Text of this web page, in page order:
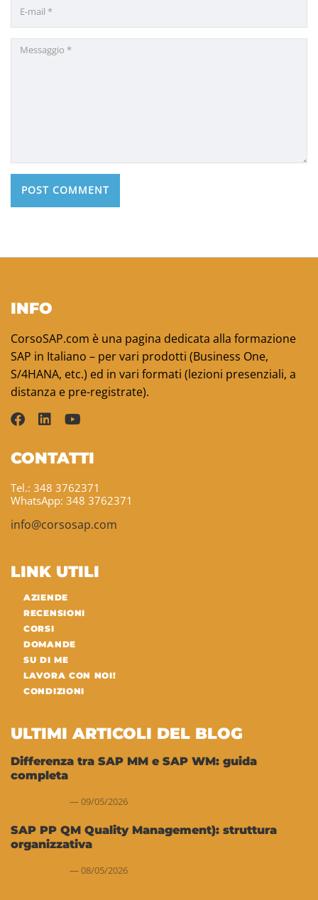
INFO
CorsoSAP.com è una pagina dedicata alla formazione
SAP in Italiano – per vari prodotti (Business One,
S/4HANA, etc.) ed in vari formati (lezioni presenziali, a
distanza e pre-registrate).
CONTATTI
Tel.: 348 3762371
WhatsApp: 348 3762371
info@corsosap.com
LINK UTILI
AZIENDE
RECENSIONI
CORSI
DOMANDE
SU DI ME
LAVORA CON NOI!
CONDIZIONI
ULTIMI ARTICOLI DEL BLOG
Differenza tra SAP MM e SAP WM: guida
completa
09/05/2026
SAP PP QM Quality Management): struttura
organizzativa
08/05/2026